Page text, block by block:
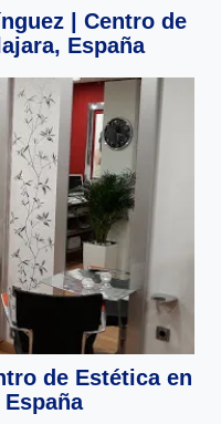
| Centro de
España
de Estética en